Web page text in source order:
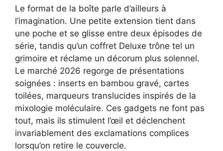
Le format de la boîte parle d’ailleurs à
l’imagination. Une petite extension tient dans
une poche et se glisse entre deux épisodes de
série, tandis qu’un coffret Deluxe trône tel un
grimoire et réclame un décorum plus solennel.
Le marché 2026 regorge de présentations
soignées : inserts en bambou gravé, cartes
toilées, marqueurs translucides inspirés de la
mixologie moléculaire. Ces gadgets ne font pas
tout, mais ils stimulent l’œil et déclenchent
invariablement des exclamations complices
lorsqu’on retire le couvercle.